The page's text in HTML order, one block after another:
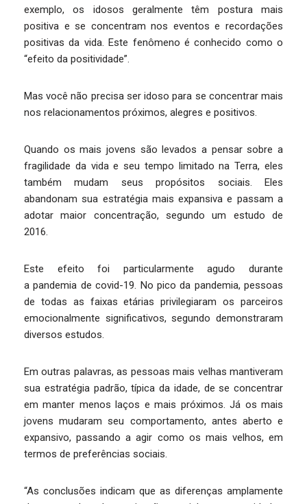
exemplo, os idosos geralmente têm postura mais
positiva e se concentram nos eventos e recordações
positivas da vida. Este fenômeno é conhecido como o
“efeito da positividade”.
Mas você não precisa ser idoso para se concentrar mais
nos relacionamentos próximos, alegres e positivos.
Quando os mais jovens são levados a pensar sobre a
fragilidade da vida e seu tempo limitado na Terra, eles
também mudam seus propósitos sociais. Eles
abandonam sua estratégia mais expansiva e passam a
adotar maior concentração, segundo um estudo de
2016.
Este efeito foi particularmente agudo durante
a pandemia de covid-19. No pico da pandemia, pessoas
de todas as faixas etárias privilegiaram os parceiros
emocionalmente significativos, segundo demonstraram
diversos estudos.
Em outras palavras, as pessoas mais velhas mantiveram
sua estratégia padrão, típica da idade, de se concentrar
em manter menos laços e mais próximos. Já os mais
jovens mudaram seu comportamento, antes aberto e
expansivo, passando a agir como os mais velhos, em
termos de preferências sociais.
“As conclusões indicam que as diferenças amplamente